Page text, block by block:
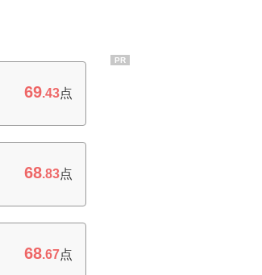
69.43点
68.83点
68.67点
PR